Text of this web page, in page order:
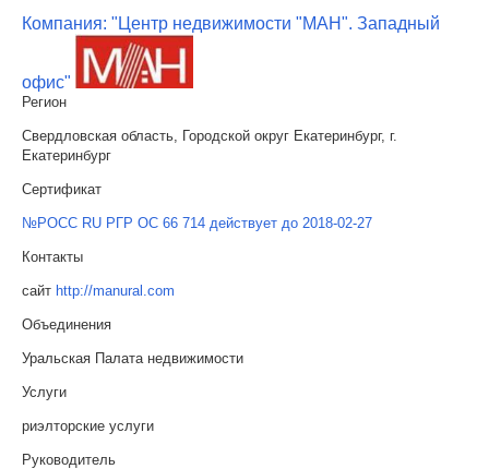
Компания: "Центр недвижимости "МАН". Западный
офис"
Регион
Свердловская область, Городской округ Екатеринбург, г.
Екатеринбург
Сертификат
№РОСС RU РГР ОС 66 714 действует до 2018-02-27
Контакты
сайт http://manural.com
Объединения
Уральская Палата недвижимости
Услуги
риэлторские услуги
Руководитель